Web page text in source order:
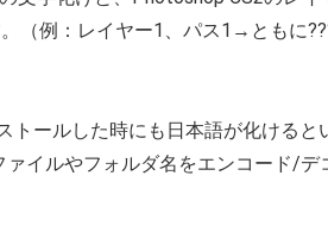
（例：レイヤー1、パス1→ともに
トールした時にも日本語が化けると
イルやフォルダ名をエンコード/デ